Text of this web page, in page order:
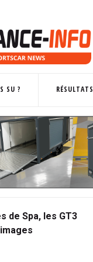
SU ? RÉSULTATS
de Spa, les GT3